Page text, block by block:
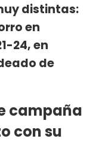
distintas:
en
24, en
de
campaña
con su